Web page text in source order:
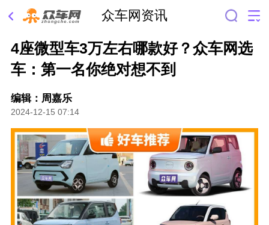
众车网资讯
4座微型车3万左右哪款好？众车网选
车：第一名你绝对想不到
编辑：周嘉乐
2024-12-15 07:14